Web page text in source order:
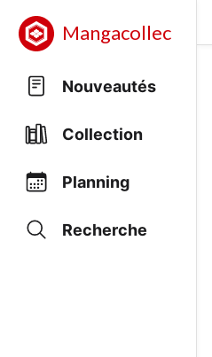
Mangacollec
Nouveautés
Collection
Planning
Recherche